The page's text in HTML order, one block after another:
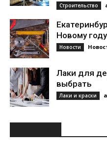
Строительство
Новому году
Новости
Лаки для
выбрать
Лаки и краски